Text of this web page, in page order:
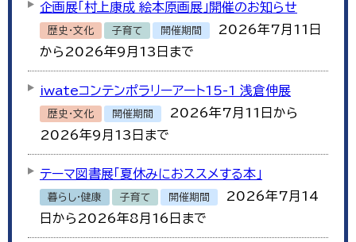
企画展「村上康成 絵本原画展」開催のお知らせ
歴史・文化 子育て 開催期間
2026年7月11日
から2026年9月13日まで
iwateコンテンポラリーアート15-1 浅倉伸展
歴史・文化 開催期間
2026年7月11日から
2026年9月13日まで
テーマ図書展「夏休みにおススメする本」
暮らし・健康 子育て 開催期間
2026年7月14
日から2026年8月16日まで